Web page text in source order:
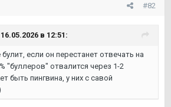
#82
в 12:51:
если он перестанет отвечать на
"буллеров" отвалится через 1-2
быть пингвина, у них с савой